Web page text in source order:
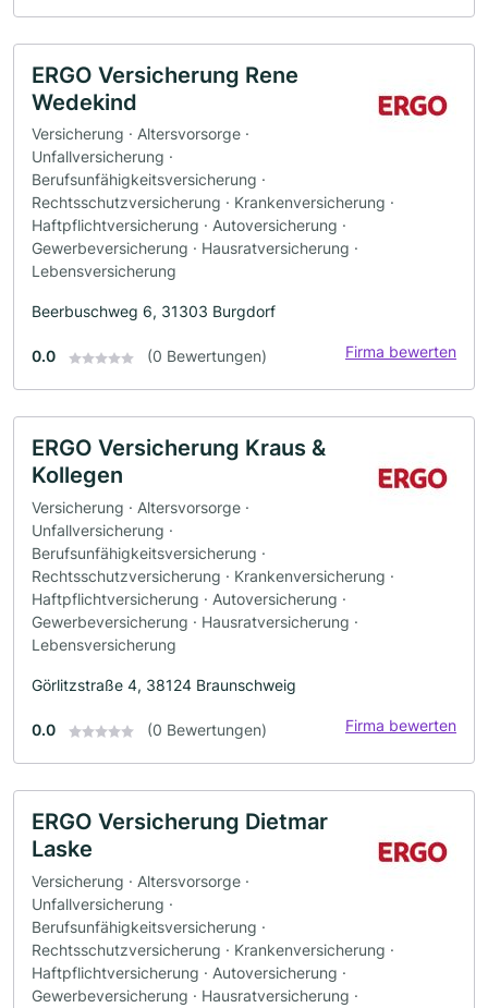
ERGO Versicherung Rene
Wedekind
Versicherung · Altersvorsorge ·
Unfallversicherung ·
Berufsunfähigkeitsversicherung ·
Rechtsschutzversicherung · Krankenversicherung ·
Haftpflichtversicherung · Autoversicherung ·
Gewerbeversicherung · Hausratversicherung ·
Lebensversicherung
Beerbuschweg 6, 31303 Burgdorf
0.0 (0 Bewertungen) Firma bewerten
ERGO Versicherung Kraus &
Kollegen
Versicherung · Altersvorsorge ·
Unfallversicherung ·
Berufsunfähigkeitsversicherung ·
Rechtsschutzversicherung · Krankenversicherung ·
Haftpflichtversicherung · Autoversicherung ·
Gewerbeversicherung · Hausratversicherung ·
Lebensversicherung
Görlitzstraße 4, 38124 Braunschweig
0.0 (0 Bewertungen) Firma bewerten
ERGO Versicherung Dietmar
Laske
Versicherung · Altersvorsorge ·
Unfallversicherung ·
Berufsunfähigkeitsversicherung ·
Rechtsschutzversicherung · Krankenversicherung ·
Haftpflichtversicherung · Autoversicherung ·
Gewerbeversicherung · Hausratversicherung ·